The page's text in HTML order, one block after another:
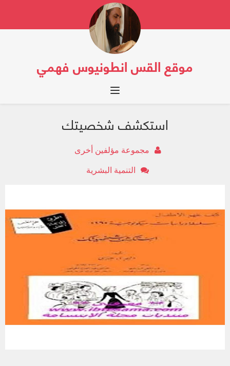
موقع القس انطونيوس فهمي
Toggle navigation
استكشف شخصيتك
مجموعة مؤلفين أخرى
التنمية البشرية